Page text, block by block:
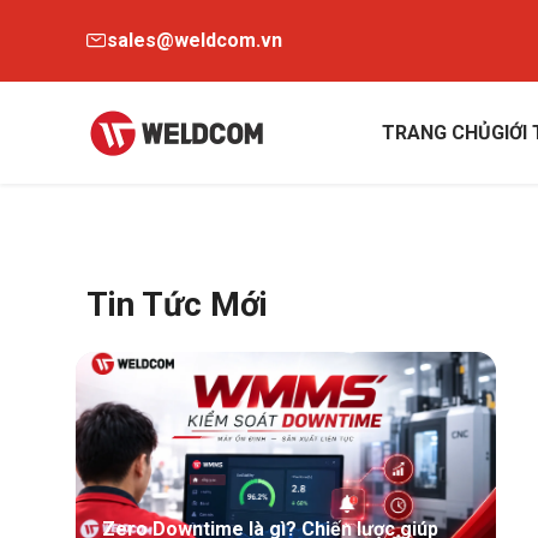
sales@weldcom.vn
TRANG CHỦGIỚI
Tin Tức Mới
Zero Downtime là gì? Chiến lược giúp